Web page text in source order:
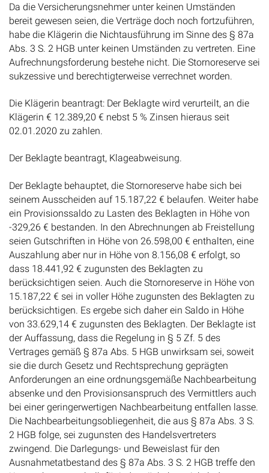
Da die Versicherungsnehmer unter keinen Umständen
bereit gewesen seien, die Verträge doch noch fortzuführen,
habe die Klägerin die Nichtausführung im Sinne des § 87a
Abs. 3 S. 2 HGB unter keinen Umständen zu vertreten. Eine
Aufrechnungsforderung bestehe nicht. Die Stornoreserve sei
sukzessive und berechtigterweise verrechnet worden.
Die Klägerin beantragt: Der Beklagte wird verurteilt, an die
Klägerin € 12.389,20 € nebst 5 % Zinsen hieraus seit
02.01.2020 zu zahlen.
Der Beklagte beantragt, Klageabweisung.
Der Beklagte behauptet, die Stornoreserve habe sich bei
seinem Ausscheiden auf 15.187,22 € belaufen. Weiter habe
ein Provisionssaldo zu Lasten des Beklagten in Höhe von
-329,26 € bestanden. In den Abrechnungen ab Freistellung
seien Gutschriften in Höhe von 26.598,00 € enthalten, eine
Auszahlung aber nur in Höhe von 8.156,08 € erfolgt, so
dass 18.441,92 € zugunsten des Beklagten zu
berücksichtigen seien. Auch die Stornoreserve in Höhe von
15.187,22 € sei in voller Höhe zugunsten des Beklagten zu
berücksichtigen. Es ergebe sich daher ein Saldo in Höhe
von 33.629,14 € zugunsten des Beklagten. Der Beklagte ist
der Auffassung, dass die Regelung in § 5 Zf. 5 des
Vertrages gemäß § 87a Abs. 5 HGB unwirksam sei, soweit
sie die durch Gesetz und Rechtsprechung geprägten
Anforderungen an eine ordnungsgemäße Nachbearbeitung
absenke und den Provisionsanspruch des Vermittlers auch
bei einer geringerwertigen Nachbearbeitung entfallen lasse.
Die Nachbearbeitungsobliegenheit, die aus § 87a Abs. 3 S.
2 HGB folge, sei zugunsten des Handelsvertreters
zwingend. Die Darlegungs- und Beweislast für den
Ausnahmetatbestand des § 87a Abs. 3 S. 2 HGB treffe den